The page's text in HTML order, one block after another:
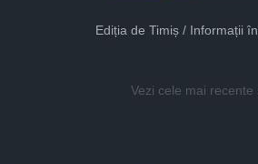
Ediția de Timiș / Informații
Vezi cele mai recente